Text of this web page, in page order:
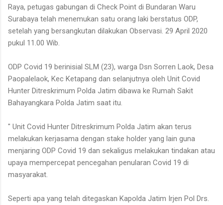
Raya, petugas gabungan di Check Point di Bundaran Waru
Surabaya telah menemukan satu orang laki berstatus ODP,
setelah yang bersangkutan dilakukan Observasi. 29 April 2020
pukul 11.00 Wib.
ODP Covid 19 berinisial SLM (23), warga Dsn Sorren Laok, Desa
Paopalelaok, Kec Ketapang dan selanjutnya oleh Unit Covid
Hunter Ditreskrimum Polda Jatim dibawa ke Rumah Sakit
Bahayangkara Polda Jatim saat itu.
" Unit Covid Hunter Ditreskrimum Polda Jatim akan terus
melakukan kerjasama dengan stake holder yang lain guna
menjaring ODP Covid 19 dan sekaligus melakukan tindakan atau
upaya mempercepat pencegahan penularan Covid 19 di
masyarakat.
Seperti apa yang telah ditegaskan Kapolda Jatim Irjen Pol Drs.